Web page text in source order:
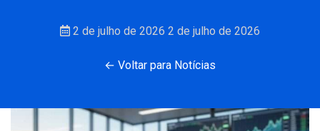
2 de julho de 2026 2 de julho de 2026
← Voltar para Notícias